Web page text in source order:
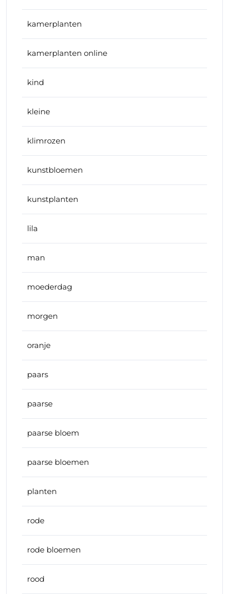
kamerplanten
kamerplanten online
kind
kleine
klimrozen
kunstbloemen
kunstplanten
lila
man
moederdag
morgen
oranje
paars
paarse
paarse bloem
paarse bloemen
planten
rode
rode bloemen
rood